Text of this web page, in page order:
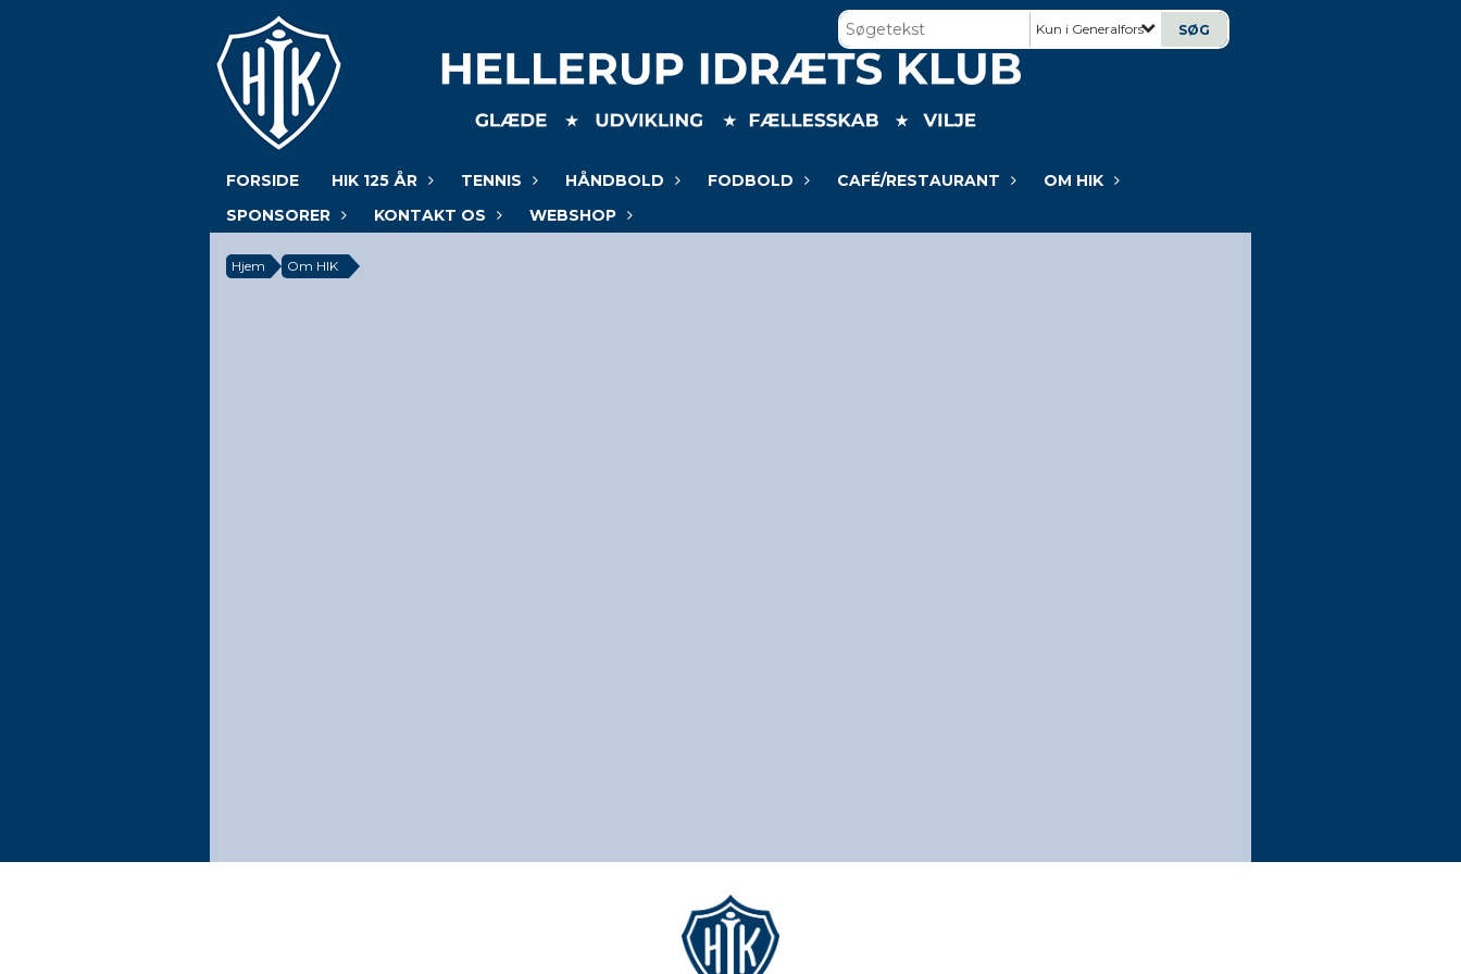
Kun i Generalforsamling
FORSIDE HIK 125 ÅR TENNIS HÅNDBOLD FODBOLD CAFÉ/RESTAURANT
OM HIK
SPONSORER
KONTAKT OS WEBSHOP
Hjem Om HIK